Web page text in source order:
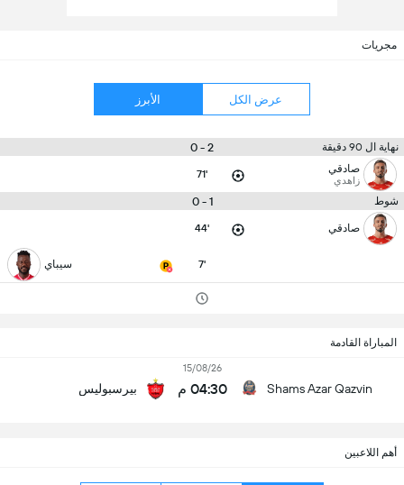
مجريات
عرض الكل الأبرز
نهاية ال 90 دقيقة 2 - 0
صادقي
زاهدي 71'
شوط 1 - 0
صادقي 44'
7' سيباي
المباراة القادمة
Shams Azar Qazvin
15/08/26
04:30 م بیرسبولیس
أهم اللاعبين